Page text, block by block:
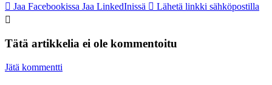
Jaa Facebookissa Jaa LinkedInissä Lähetä linkki sähköpostilla
Tätä artikkelia ei ole kommentoitu
Jätä kommentti